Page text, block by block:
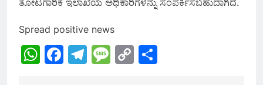
ತೋಟಗಾರಿಕೆ ಇಲಾಖೆಯ ಅಧಿಕಾರಿಗಳನ್ನು ಸಂಪರ್ಕಿಸಬಹುದಾಗಿದೆ.
Spread positive news
WhatsApp
Facebook
Telegram
Message
Copy